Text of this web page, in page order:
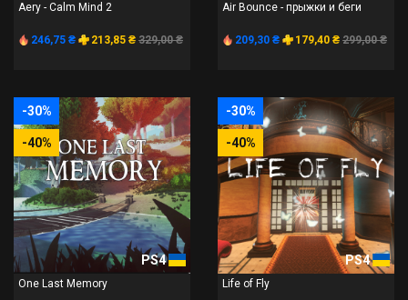
Aery - Calm Mind 2
246,75 ₴ 213,85 ₴ 329,00 ₴
Air Bounce - прыжки и беги
209,30 ₴ 179,40 ₴ 299,00 ₴
-30%
-40%
PS4
One Last Memory
-30%
-40%
PS4
Life of Fly